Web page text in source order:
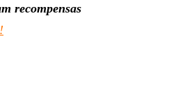
recompensas